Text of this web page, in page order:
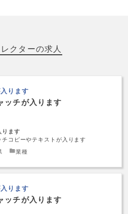
クターの求人
ります
ッチが入ります
ります
コピーやテキストが入ります
業種
ります
ッチが入ります